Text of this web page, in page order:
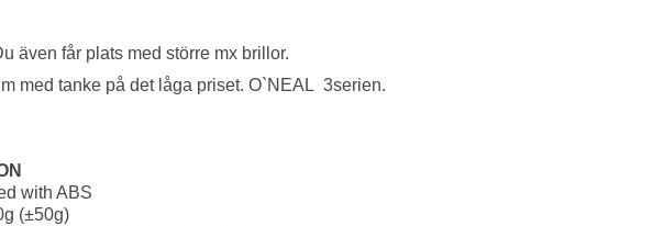
även får plats med större mx brillor.
med tanke på det låga priset. O`NEAL 3serien.
with ABS
(±50g)